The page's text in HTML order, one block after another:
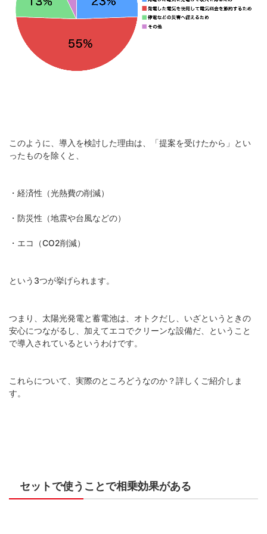
このように、導入を検討した理由は、「提案を受けたから」とい
ったものを除くと、
・経済性（光熱費の削減）
・防災性（地震や台風などの）
・エコ（CO2削減）
という3つが挙げられます。
つまり、太陽光発電と蓄電池は、オトクだし、いざというときの
安心につながるし、加えてエコでクリーンな設備だ、ということ
で導入されているというわけです。
これらについて、実際のところどうなのか？詳しくご紹介しま
す。
セットで使うことで相乗効果がある